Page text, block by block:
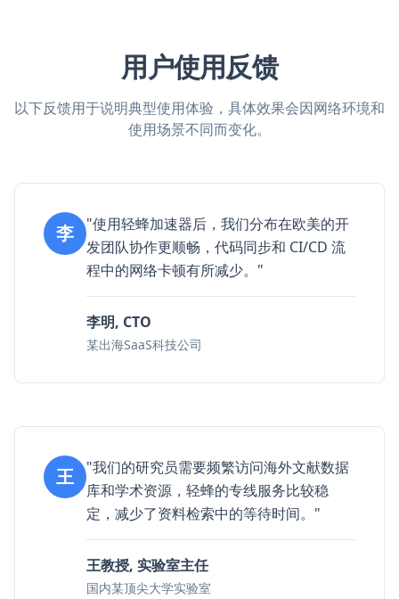
用户使用反馈
以下反馈用于说明典型使用体验，具体效果会因网络环境和
使用场景不同而变化。
李
"使用轻蜂加速器后，我们分布在欧美的开
发团队协作更顺畅，代码同步和 CI/CD 流
程中的网络卡顿有所减少。"
李明, CTO
某出海SaaS科技公司
王
"我们的研究员需要频繁访问海外文献数据
库和学术资源，轻蜂的专线服务比较稳
定，减少了资料检索中的等待时间。"
王教授, 实验室主任
国内某顶尖大学实验室